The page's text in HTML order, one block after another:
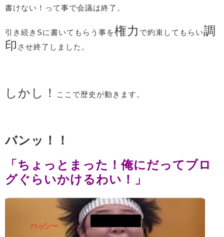
書けない！って事で会議は終了。
引き続きSに書いてもらう事を権力 で約束してもらい調
印 させ終了しました。
しかし！ ここで歴史が動きます。
バンッ！！
「ちょっとまった！俺にだってブロ
グぐらいかけるわい！」